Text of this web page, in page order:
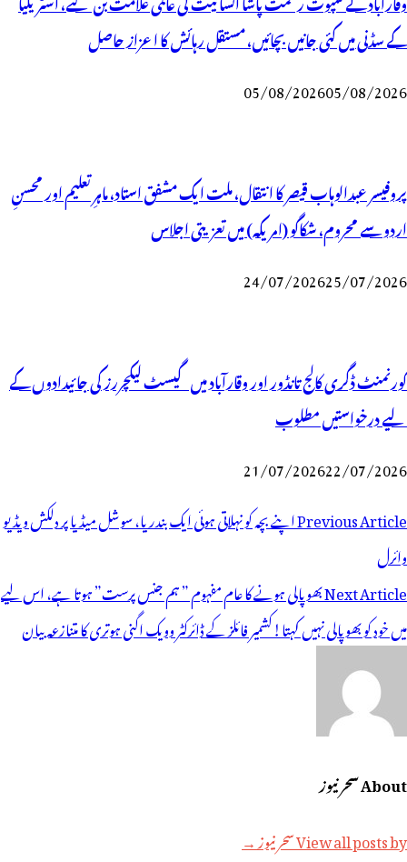
کے سڈنی میں کئی جانیں بچائیں، مستقل رہائش کا اعزاز حاصل
05/08/202605/08/2026
پروفیسر عبدالوہاب قیصر کا انتقال، ملت ایک مشفق استاد، ماہرِتعلیم اور محسنِ
اردو سے محروم، شکاگو (امریکہ) میں تعزیتی اجلاس
24/07/202625/07/2026
گورنمنٹ ڈگری کالج تانڈور اور وقارآباد میں گیسٹ لیکچررز کی جائیدادوں کے
لیے درخواستیں مطلوب
21/07/202622/07/2026
پوسٹوں
کی
نیویگیشن
Previous Articleاپنے بچہ کو نہلاتی ہوئی ایک بندریا، سوشل میڈیا پر دلکش ویڈیو
وائرل
Next Articleبھوپالی ہونے کا عام مفہوم ” ہم جنس پرست” ہوتا ہے، اس لیے
میں خود کو بھوپالی نہیں کہتا!کشمیر فائلز کے ڈائرکٹر وویک اگنی ہوتری کا متنازعہ بیان
About سحر نیوز
View all posts by سحر نیوز →